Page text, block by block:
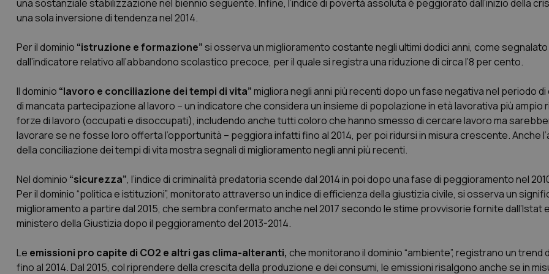
una sostanziale stabilizzazione nel biennio seguente. Infine, l’indice di povertà assoluta è peggiorato dall’inizio della
una sola inversione di tendenza nel 2014.
Per il dominio “istruzione e formazione”si osserva un miglioramento costante negli ultimi dodici anni, come segnalato
dall’indicatore relativo all’abbandono scolastico precoce, per il quale si registra una riduzione di circa l’8 per cento.
Il dominio “lavoro e conciliazione dei tempi di vita”migliora negli anni più recenti dopo un fase negativa nel periodo di
di mancata partecipazione al lavoro – un indicatore che considera un insieme di popolazione in età lavorativa più ampio
forze di lavoro (occupati e disoccupati), includendo anche tutti coloro che hanno smesso di cercare lavoro ma
lavorare se ne fosse loro offerta l’opportunità – peggiora infatti fino al 2014, per poi ridursi in misura crescente. Anche
della conciliazione dei tempi di vita mostra segnali di miglioramento negli anni più recenti.
Nel dominio “sicurezza”, l’indice di criminalità predatoria scende dal 2014 in poi dopo una fase di peggioramento nel
Per il dominio “politica e istituzioni”, monitorato attraverso un indice di efficienza della giustizia civile, si osserva un
miglioramento a partire dal 2015, che sembra confermato anche nel 2017 secondo le stime provvisorie fornite dall’Istat
ministero della Giustizia dopo il peggioramento del 2013-2014.
Le emissioni pro capite di CO2 e altri gas clima-alteranti, che monitorano il dominio “ambiente”, registrano un
fino al 2014. Dal 2015, col riprendere della crescita della produzione e dei consumi, le emissioni risalgono anche se in
e l'accesso alle aree protette del sito. Il sito web non è in grado di funzionare correttamente senza questi
.youtube.com
settimane
scelte di consenso e privacy
interazione con il sito. Registra i
del visitatore riguardo a varie
CookieScriptConsent
CookieScript
www.quotidianosanita.it
settimane
Questo cookie viene utilizzato
Script.com per ricordare le
sui cookie dei visitatori. È
dei cookie di Cookie-Script.com
correttamente.
tracking-sites-ironfish-
www.quotidianosanita.it
tracking-sites-ironfish-
session-id
www.quotidianosanita.it
settimane
Questo cookie è impostato
assegnare un identificatore
_ga
utilizzato da Google. Questo
per distinguere utenti unici
generato in modo casuale come